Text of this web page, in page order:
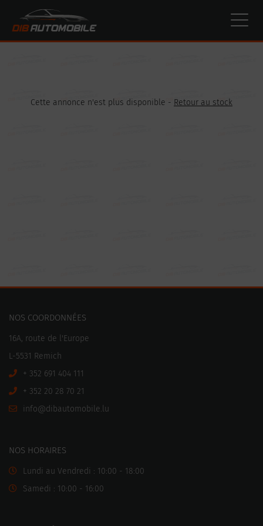
Cette annonce n'est plus disponible - Retour au stock
NOS COORDONNÉES
16A, route de l'Europe
L-5531 Remich
+ 352 691 404 111
+ 352 20 28 70 21
ul.elibo
motuabid@of
ni
NOS HORAIRES
Lundi au Vendredi : 10:00 - 18:00
Samedi : 10:00 - 16:00